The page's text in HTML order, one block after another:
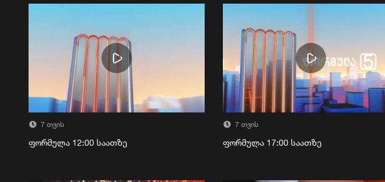
7 თვის
ფორმულა 12:00 საათზე
7 თვის
ფორმულა 17:00 საათზე